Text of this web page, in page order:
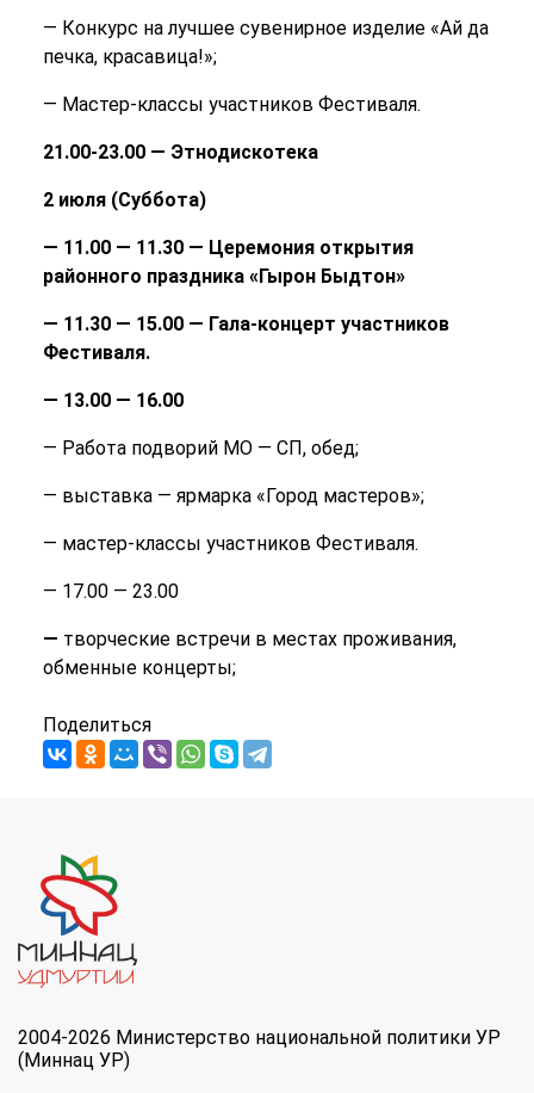
— Конкурс на лучшее сувенирное изделие «Ай да
печка, красавица!»;
— Мастер-классы участников Фестиваля.
21.00-23.00 — Этнодискотека
2 июля (Суббота)
— 11.00 — 11.30 — Церемония открытия
районного праздника «Гырон Быдтон»
— 11.30 — 15.00 — Гала-концерт участников
Фестиваля.
— 13.00 — 16.00
— Работа подворий МО — СП, обед;
— выставка — ярмарка «Город мастеров»;
— мастер-классы участников Фестиваля.
— 17.00 — 23.00
— творческие встречи в местах проживания,
обменные концерты;
Поделиться
2004-2026 Министерство национальной политики УР
(Миннац УР)